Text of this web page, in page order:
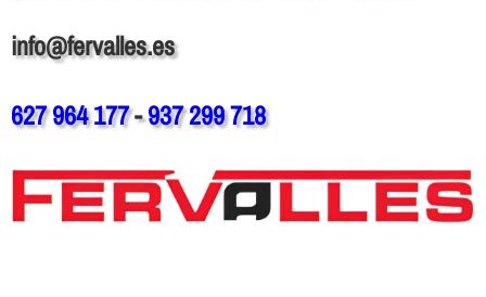
info@fervalles.es
627 964 177-937 299 718